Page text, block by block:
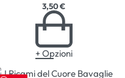
3,50€
+ Opzioni